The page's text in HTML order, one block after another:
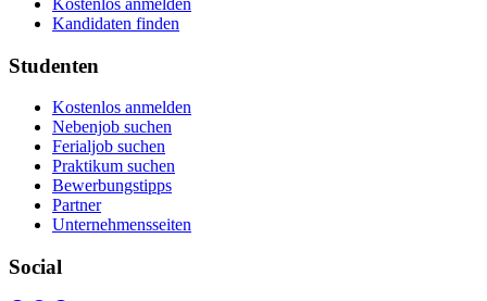
Kandidaten finden
Studenten
Kostenlos anmelden
Nebenjob suchen
Ferialjob suchen
Praktikum suchen
Bewerbungstipps
Partner
Unternehmensseiten
Social